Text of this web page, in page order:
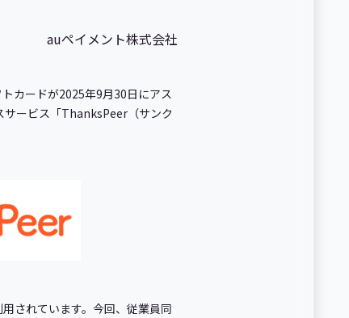
auペイメント株式会社
カードが2025年9月30日にアス
サービス「ThanksPeer（サンク
されています。今回、従業員同